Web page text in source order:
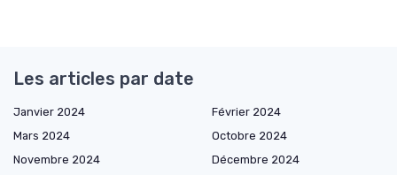
Les articles par date
Janvier 2024
Février 2024
Mars 2024
Octobre 2024
Novembre 2024
Décembre 2024